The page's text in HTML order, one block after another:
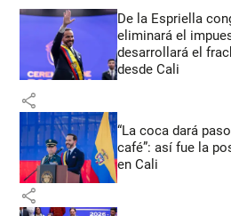
De la Espriella
eliminará el
desarrollará el
desde Cali
share
“La coca dará
café”: así fue la
en Cali
share